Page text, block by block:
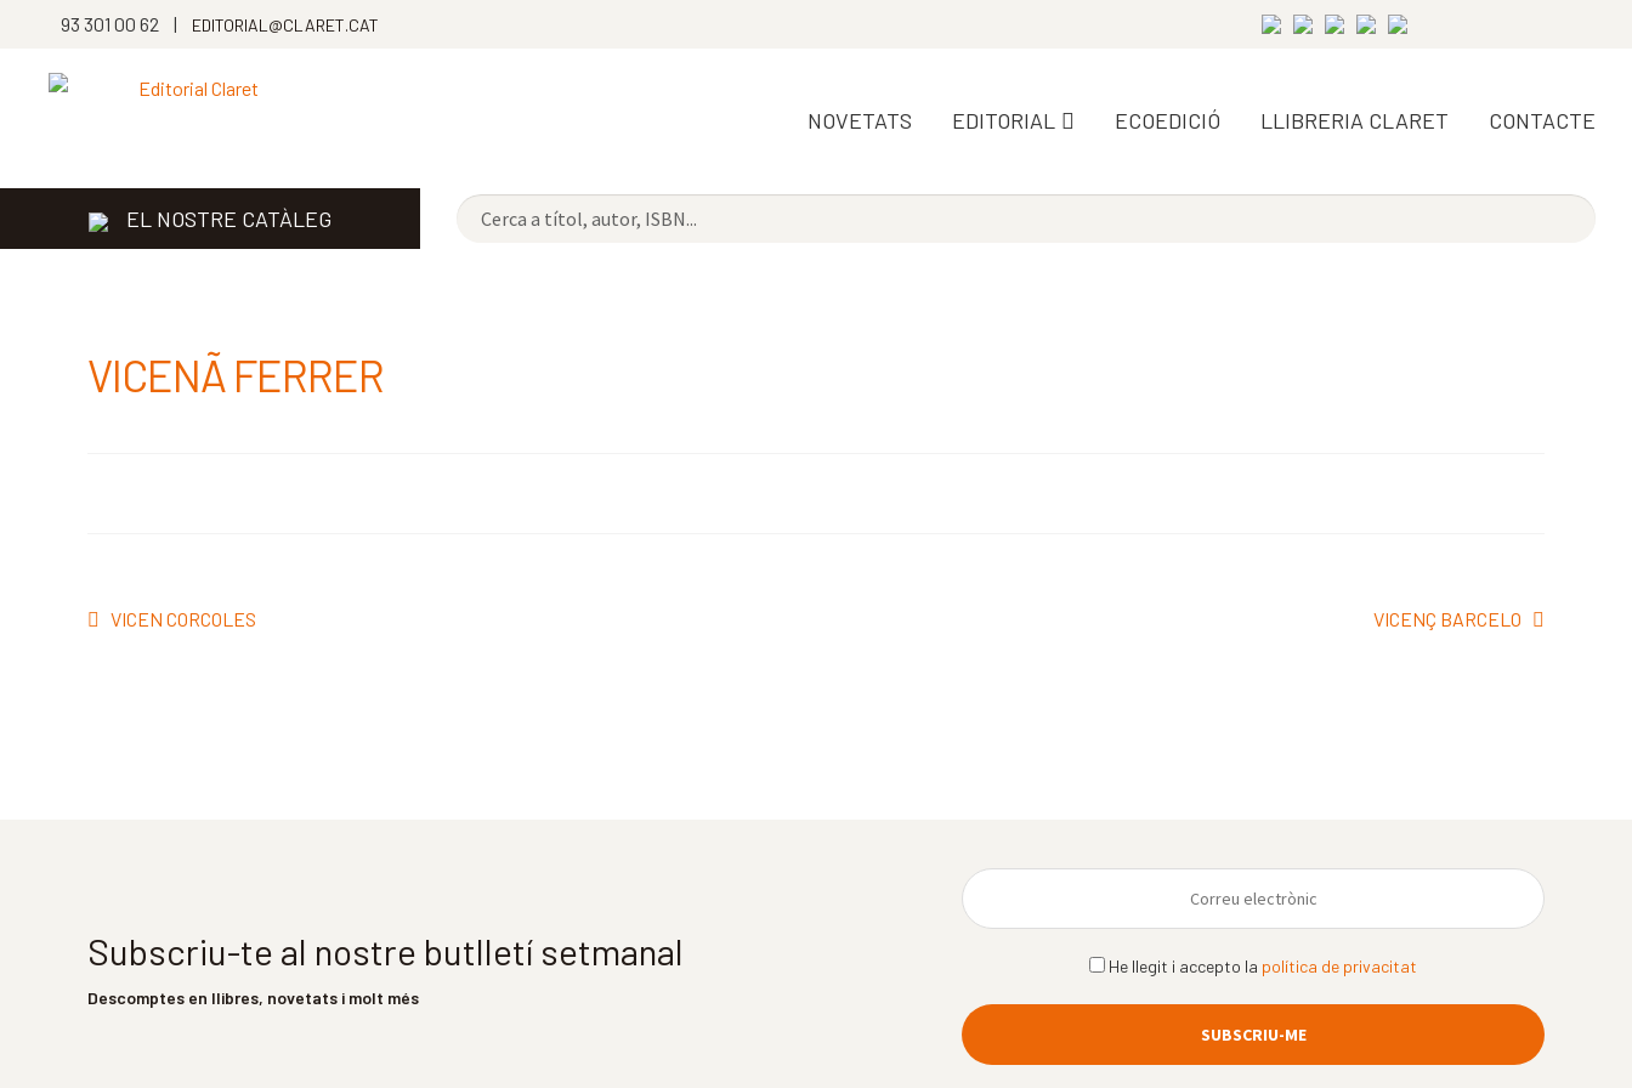
93 301 00 62 | EDITORIAL@CLARET.CAT
NOVETATS EDITORIAL ECOEDICIÓ LLIBRERIA CLARET CONTACTE
EL NOSTRE CATÀLEG
VICENÃ FERRER
Navegació
Entrada
VICEN CORCOLES
Pròxima
VICENÇ BARCELO
Subscriu-te al nostre butlletí setmanal
Descomptes en llibres, novetats i molt més
He llegit i accepto la política de privacitat